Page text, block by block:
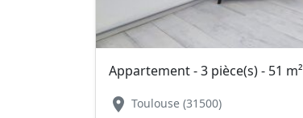
Appartement - 3 pièce(s) - 51 m²
location_on Toulouse (31500)